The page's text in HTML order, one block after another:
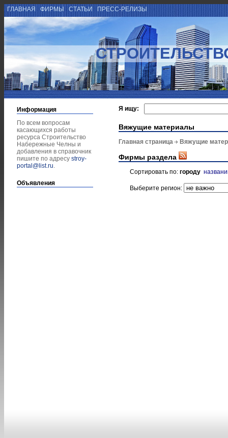
ГЛАВНАЯ ФИРМЫ СТАТЬИ ПРЕСС-РЕЛИЗЫ
Информация
По всем вопросам
касающихся работы
ресурса Строительство
Набережные Челны и
добавления в справочник
пишите по адресу stroy-
portal@list.ru.
Объявления
Я ищу:
Вяжущие материалы
Главная страница Вяжущие
Фирмы раздела
Сортировать по: городу
Выберите регион: